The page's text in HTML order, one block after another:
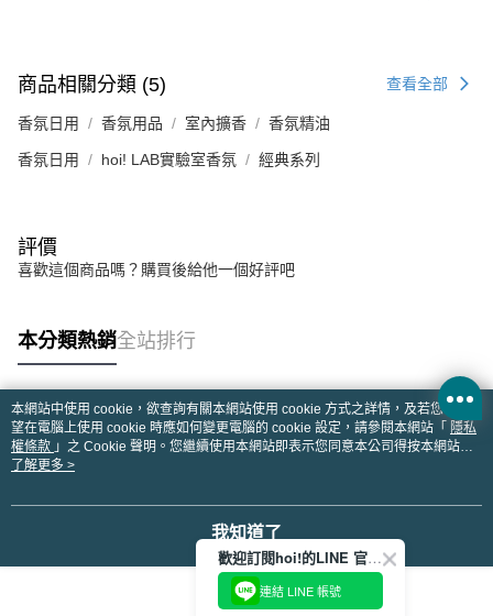
商品相關分類 (5) 查看全部
香氛日用 香氛用品 室內擴香 香氛精油
香氛日用 hoi! LAB實驗室香氛 經典系列
評價
喜歡這個商品嗎？購買後給他一個好評吧
本分類熱銷全站排行
熱門標籤
本網站中使用 cookie，欲查詢有關本網站使用 cookie 方式之詳情，及若您不希
望在電腦上使用 cookie 時應如何變更電腦的 cookie 設定，請參閱本網站「 隱私
權條款 」之 Cookie 聲明。您繼續使用本網站即表示您同意本公司得按本網站使
用條款之 Cookie 聲明使用 cookie。
了解更多 >
我知道了
歡迎訂閱hoi!的LINE 官方帳號
連結 LINE 帳號